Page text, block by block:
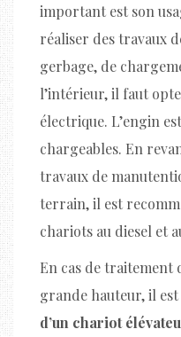
important est son
réaliser des travaux
gerbage, de
l’intérieur, il faut
électrique. L’engin
chargeables. En
travaux de
terrain, il est
chariots au diesel et
En cas de traitement
grande hauteur, il
d’un chariot